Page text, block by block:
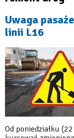
Uwaga
linii L16
Od poniedziałku